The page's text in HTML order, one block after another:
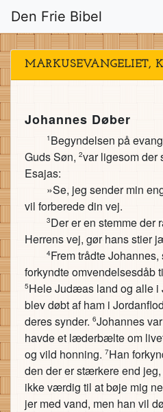
Den Frie Bibel
MARKUSEVANGELIET,
Johannes Døber
1 Begyndelsen på
Guds Søn, 2var ligesom der
Esajas:
»Se, jeg sender min
vil forberede din vej.
3Der er en stemme der
Herrens vej, gør hans stier
4Frem trådte
forkyndte omvendelsesdåb
5Hele Judæas land og alle i
blev døbt af ham i
deres synder. 6Johannes
havde et læderbælte om
og vild honning. 7Han
den der er stærkere end
ikke værdig til at bøje mig
jer med vand, men han vil